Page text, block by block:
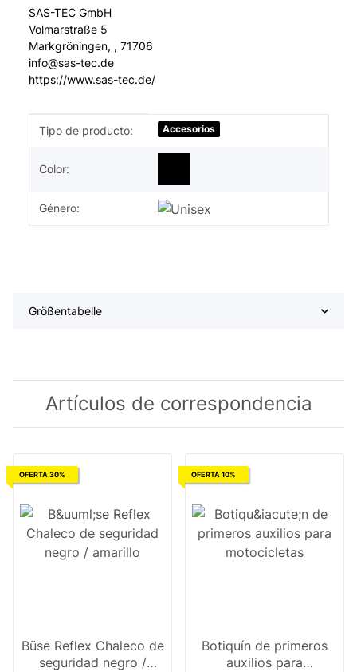
SAS-TEC GmbH
Volmarstraße 5
Markgröningen, , 71706
info@sas-tec.de
https://www.sas-tec.de/
#productDetails.itemInformation#
#productDetails.itemValue#
Tipo de producto: Accesorios
Color:
Género:
Größentabelle
Artículos de correspondencia
OFERTA 30%
Büse Reflex Chaleco de
seguridad negro /
OFERTA 10%
Botiquín de primeros
auxilios para